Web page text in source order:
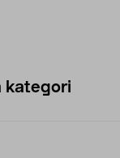
kategori